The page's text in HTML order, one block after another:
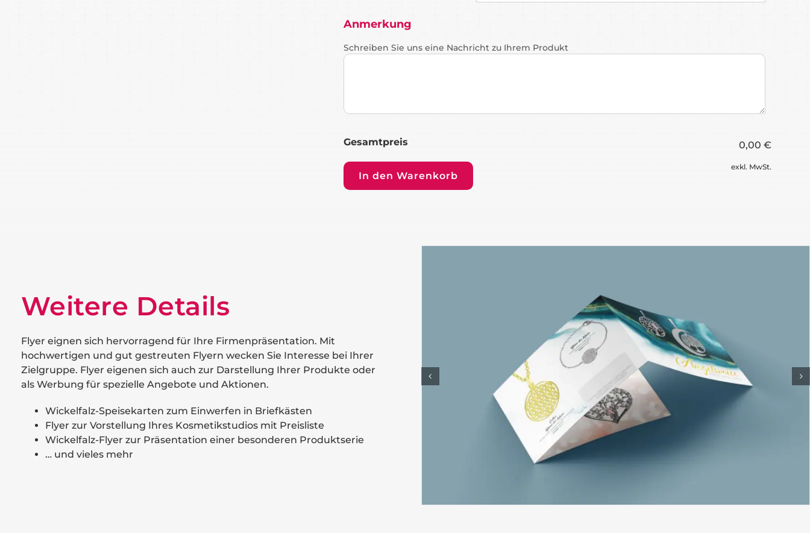
Anmerkung
Schreiben Sie uns eine Nachricht zu Ihrem Produkt
Gesamtpreis 0,00 €
exkl. MwSt.
In den Warenkorb
Weitere Details
Flyer eignen sich hervorragend für Ihre Firmenpräsentation. Mit
hochwertigen und gut gestreuten Flyern wecken Sie Interesse bei Ihrer
Zielgruppe. Flyer eigenen sich auch zur Darstellung Ihrer Produkte oder
als Werbung für spezielle Angebote und Aktionen.
Wickelfalz-Speisekarten zum Einwerfen in Briefkästen
Flyer zur Vorstellung Ihres Kosmetikstudios mit Preisliste
Wickelfalz-Flyer zur Präsentation einer besonderen Produktserie
… und vieles mehr